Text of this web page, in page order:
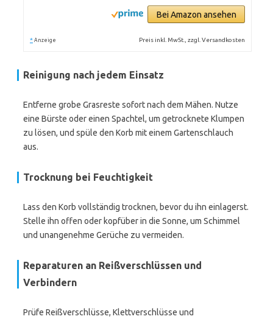
Bei Amazon ansehen
* Anzeige Preis inkl. MwSt., zzgl. Versandkosten
Reinigung nach jedem Einsatz
Entferne grobe Grasreste sofort nach dem Mähen. Nutze
eine Bürste oder einen Spachtel, um getrocknete Klumpen
zu lösen, und spüle den Korb mit einem Gartenschlauch
aus.
Trocknung bei Feuchtigkeit
Lass den Korb vollständig trocknen, bevor du ihn einlagerst.
Stelle ihn offen oder kopfüber in die Sonne, um Schimmel
und unangenehme Gerüche zu vermeiden.
Reparaturen an Reißverschlüssen und
Verbindern
Prüfe Reißverschlüsse, Klettverschlüsse und